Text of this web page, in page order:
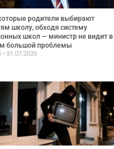
родители выбирают
школу, обходя систему
школ — министр не видит в
большой проблемы
31.07.2026